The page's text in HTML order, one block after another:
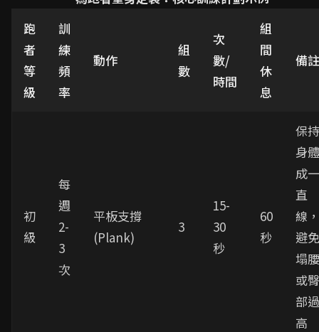
跑
者
等
級
訓
練
頻
率
動作
組
數
次
數/
時間
組
間
休
息
備註
初
級
每
週
2-
3
次
平板支撐
(Plank)
3
15-
30
秒
60
秒
保持
身體
成一
直
線，
避免
塌腰
或臀
部過
高